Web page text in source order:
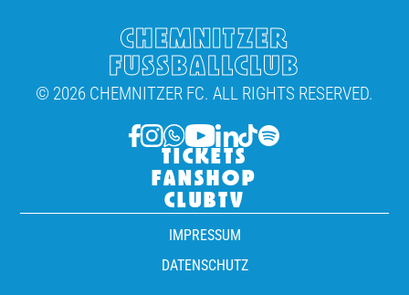
CHEMNITZER
FUSSBALLCLUB
© 2026 CHEMNITZER FC. ALL RIGHTS RESERVED.
TICKETS
FANSHOP
CLUBTV
IMPRESSUM
DATENSCHUTZ